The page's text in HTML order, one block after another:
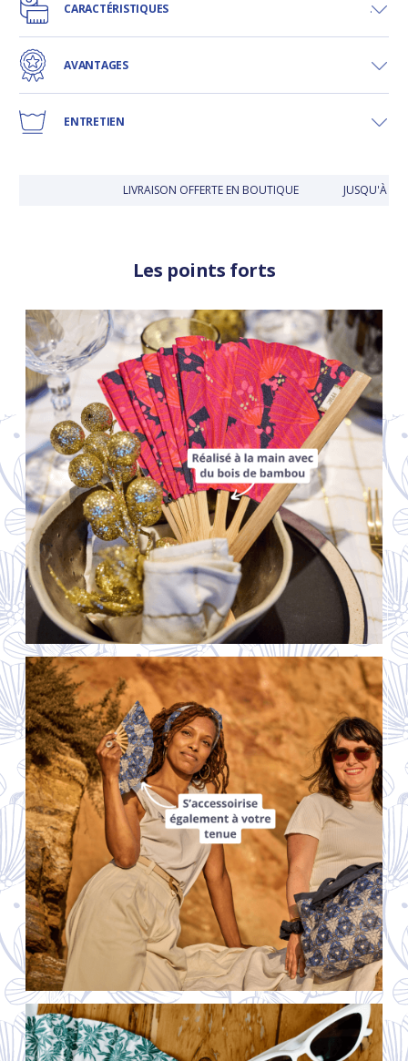
CARACTÉRISTIQUES
AVANTAGES
ENTRETIEN
LIVRAISON OFFERTE EN BOUTIQUE JUSQU'À 30
Les points forts